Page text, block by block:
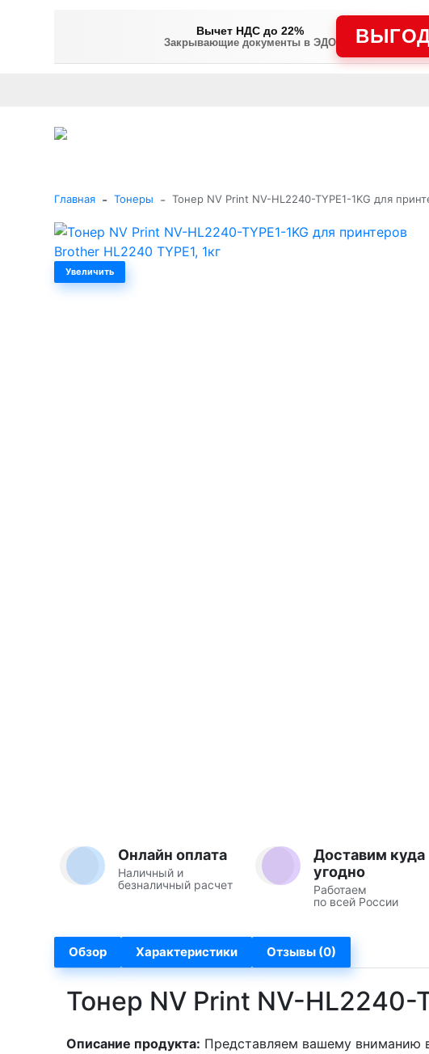
Вычет НДС до 22%
Закрывающие документы в ЭДО
Главная - Тонеры - Тонер NV Print NV-HL2240-TYPE1-1KG для
Увеличить
Онлайн оплата
Наличный и
безналичный расчет
Доставим куда
угодно
Работаем
по всей России
Обзор Характеристики Отзывы (0)
Тонер NV Print NV-HL2240-
Описание продукта: Представляем вашему вниманию